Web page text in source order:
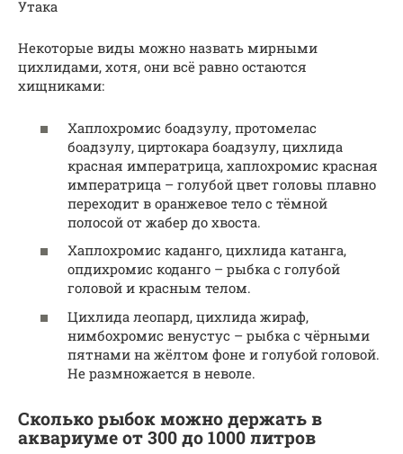
Утака
Некоторые виды можно назвать мирными
цихлидами, хотя, они всё равно остаются
хищниками:
Хаплохромис боадзулу, протомелас
боадзулу, циртокара боадзулу, цихлида
красная императрица, хаплохромис красная
императрица – голубой цвет головы плавно
переходит в оранжевое тело с тёмной
полосой от жабер до хвоста.
Хаплохромис каданго, цихлида катанга,
опдихромис коданго – рыбка с голубой
головой и красным телом.
Цихлида леопард, цихлида жираф,
нимбохромис венустус – рыбка с чёрными
пятнами на жёлтом фоне и голубой головой.
Не размножается в неволе.
Сколько рыбок можно держать в
аквариуме от 300 до 1000 литров